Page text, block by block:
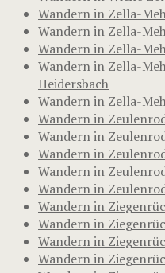
Wandern in Zella-
Wandern in Zella-
Wandern in Zella-
Wandern in Zella-
Heidersbach
Wandern in Zella-
Wandern in
Wandern in
Wandern in
Wandern in
Wandern in
Wandern in
Wandern in
Wandern in
Wandern in